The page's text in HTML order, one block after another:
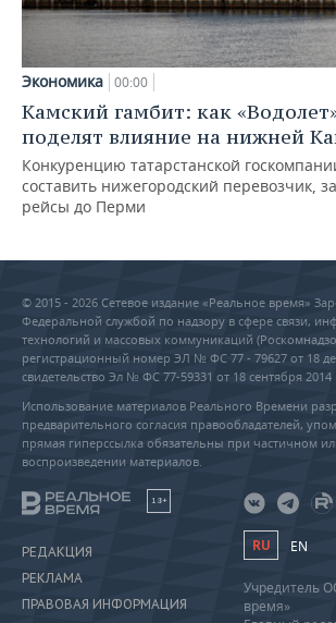
Экономика 00:00
Камский гамбит: как
поделят влияние на нижней
Конкуренцию татарстанской
составить нижегородский перевозчик,
рейсы до Перми
© 2015 - 2026 Сетевое издание «Реальное время»
Федеральной службой по надзору в сфере связи,
технологий и массовых коммуникаций
регистрационный номер ЭЛ № ФС 77 - 79627 от 18
свидетельство Эл № ФС 77-59331 от 18 сентября 2014
Использование материалов Реального Времени
предварительного согласия правообладателей,
прямая гиперссылка обязательны при частичном
воспроизведении материалов.
18+
РЕДАКЦИЯ
РЕКЛАМА
ПРАВОВАЯ ИНФОРМАЦИЯ
RU EN
Учредитель
время»